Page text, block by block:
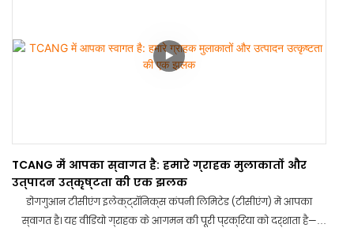
TCANG में आपका स्वागत है: हमारे ग्राहक मुलाकातों और
उत्पादन उत्कृष्टता की एक झलक
डोंगगुआन टीसीएंग इलेक्ट्रॉनिक्स कंपनी लिमिटेड (टीसीएंग) में आपका
स्वागत है। यह वीडियो ग्राहक के आगमन की पूरी प्रक्रिया को दर्शाता है—